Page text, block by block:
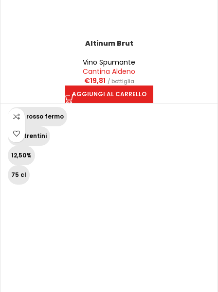
Altinum Brut
Vino Spumante
Cantina Aldeno
€19,81 / bottiglia
AGGIUNGI AL CARRELLO
Vino rosso fermo
Vini trentini
12,50%
75 cl